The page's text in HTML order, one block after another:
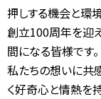
押しする機会と環
創立100周年を迎
間になる皆様です。
私たちの想いに共
く好奇心と情熱を